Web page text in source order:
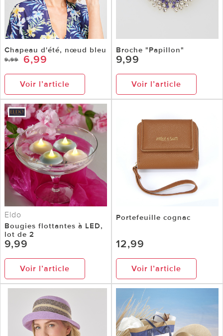
Chapeau d'été, nœud bleu
9,99 6,99
Voir l’article
Broche "Papillon"
9,99
Voir l’article
Eldo
Bougies flottantes à LED,
lot de 2
9,99
Voir l’article
Portefeuille cognac
12,99
Voir l’article